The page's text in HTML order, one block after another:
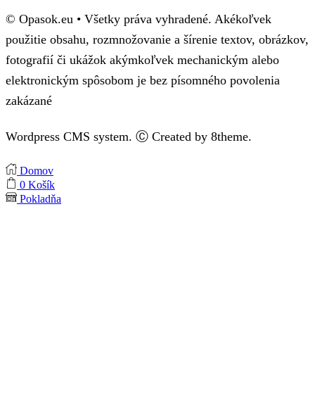
© Opasok.eu • Všetky práva vyhradené. Akékoľvek
použitie obsahu, rozmnožovanie a šírenie textov, obrázkov,
fotografií či ukážok akýmkoľvek mechanickým alebo
elektronickým spôsobom je bez písomného povolenia
zakázané
Wordpress CMS system. Ⓒ Created by 8theme.
Domov
0 Košík
Pokladňa